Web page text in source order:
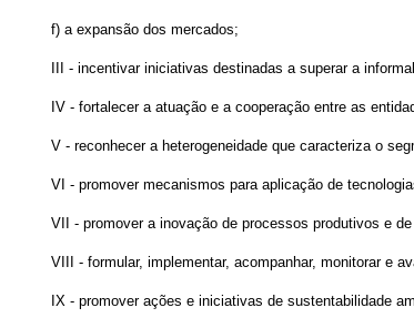
f) a expansão dos mercados;
III - incentivar iniciativas destinadas a superar a
IV - fortalecer a atuação e a cooperação entre as
V - reconhecer a heterogeneidade que caracteriza o
VI - promover mecanismos para aplicação de
VII - promover a inovação de processos produtivos e
VIII - formular, implementar, acompanhar, monitorar e
IX - promover ações e iniciativas de sustentabilidade